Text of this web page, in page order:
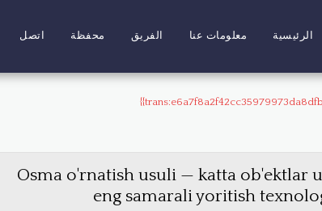
الرئيسية معلومات عنا الفريق محفظة اتصل
Osma o'rnatish usuli — katta ob'ektlar
eng samarali yoritish